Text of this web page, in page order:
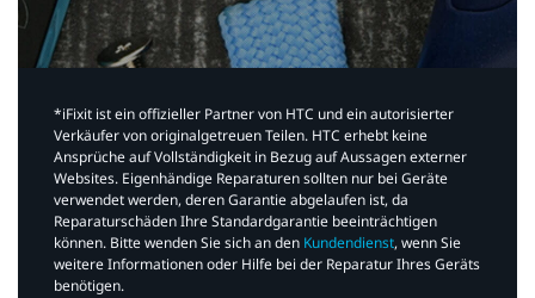
*iFixit ist ein offizieller Partner von HTC und ein autorisierter
Verkäufer von originalgetreuen Teilen. HTC erhebt keine
Ansprüche auf Vollständigkeit in Bezug auf Aussagen externer
Websites. Eigenhändige Reparaturen sollten nur bei Geräte
verwendet werden, deren Garantie abgelaufen ist, da
Reparaturschäden Ihre Standardgarantie beeinträchtigen
können. Bitte wenden Sie sich an den Kundendienst, wenn Sie
weitere Informationen oder Hilfe bei der Reparatur Ihres Geräts
benötigen.​